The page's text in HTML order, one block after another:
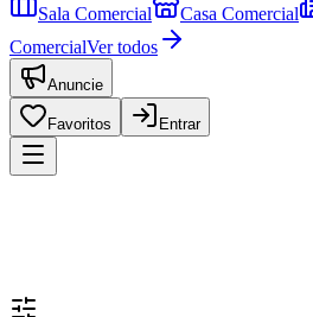
Sala Comercial Casa Comercial
ComercialVer todos
Anuncie
Favoritos Entrar